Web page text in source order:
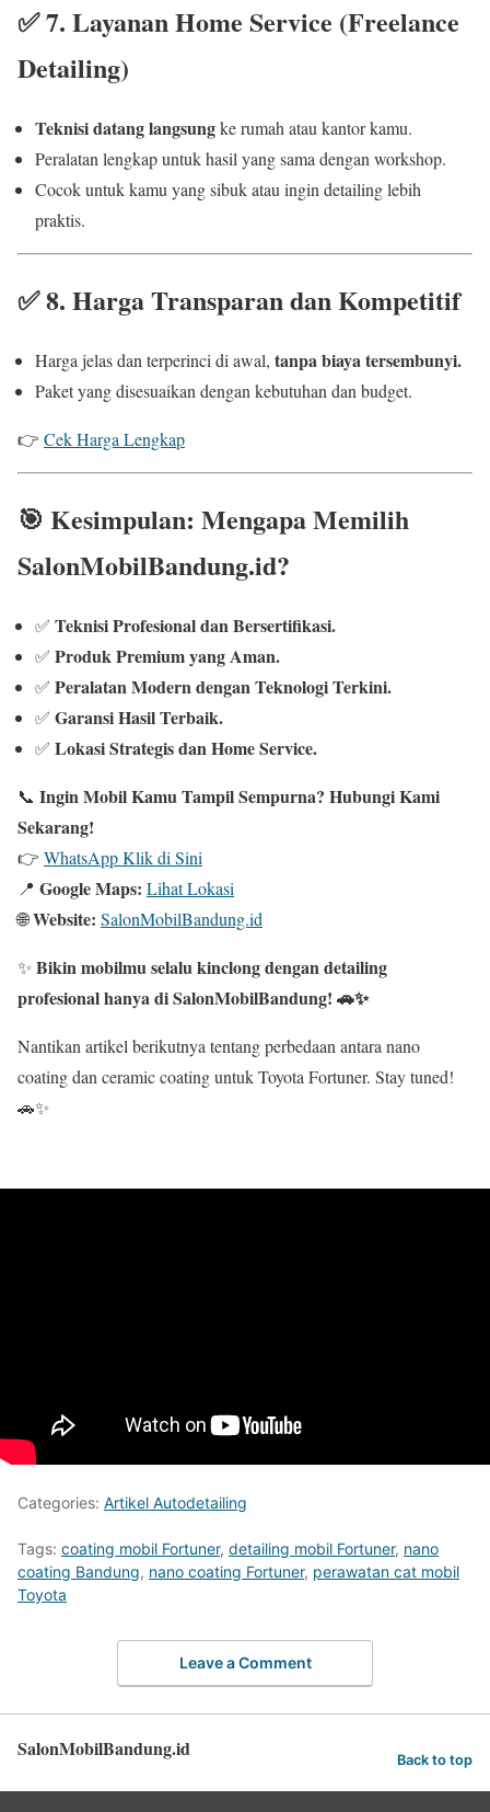
✅7. Layanan Home Service (Freelance
Detailing)
Teknisi datang langsungke rumah atau kantor kamu.
Peralatan lengkap untuk hasil yang sama dengan workshop.
Cocok untuk kamu yang sibuk atau ingin detailing lebih
praktis.
✅8. Harga Transparan dan Kompetitif
Harga jelas dan terperinci di awal, tanpa biaya tersembunyi.
Paket yang disesuaikan dengan kebutuhan dan budget.
👉 Cek Harga Lengkap
🎯 Kesimpulan: Mengapa Memilih
SalonMobilBandung.id?
✅ Teknisi Profesional dan Bersertifikasi.
✅ Produk Premium yang Aman.
✅ Peralatan Modern dengan Teknologi Terkini.
✅ Garansi Hasil Terbaik.
✅ Lokasi Strategis dan Home Service.
📞 Ingin Mobil Kamu Tampil Sempurna? Hubungi Kami
Sekarang!
👉 WhatsApp Klik di Sini
📍 Google Maps: Lihat Lokasi
🌐Website: SalonMobilBandung.id
✨ Bikin mobilmu selalu kinclong dengan detailing
profesional hanya di SalonMobilBandung! 🚗✨
Nantikan artikel berikutnya tentang perbedaan antara nano
coating dan ceramic coating untuk Toyota Fortuner. Stay tuned!
🚗✨
Categories: Artikel Autodetailing
Tags: coating mobil Fortuner, detailing mobil Fortuner, nano
coating Bandung, nano coating Fortuner, perawatan cat mobil
Toyota
Leave a Comment
SalonMobilBandung.id Back to top